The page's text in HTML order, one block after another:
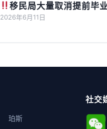
移民局大量取消提前毕
2026年6月11日
珀斯
社交